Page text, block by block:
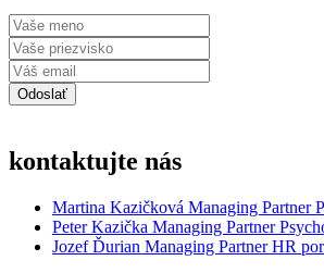
kontaktujte nás
Martina Kazičková Managing Partner
Peter Kazička Managing Partner
Jozef Ďurian Managing PartnerHR